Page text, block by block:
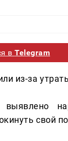
вTelegram
из-за
свой